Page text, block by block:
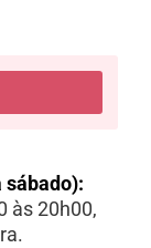
sábado):
às 20h00,